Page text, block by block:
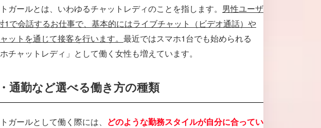
ガールとは、いわゆるチャットレディのことを指します。 男性ユーザ
1で会話するお仕事で、基本的にはライブチャット（ビデオ通話）や
ットを通じて接客を行います。 最近ではスマホ1台でも始められる
ホチャットレディ」として働く女性も増えています。
通勤など選べる働き方の種類
ガールとして働く際には、
どのような勤務スタイルが自分に合ってい